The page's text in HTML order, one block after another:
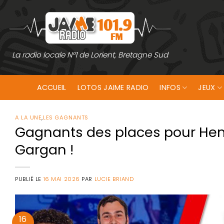
contenu
La radio locale N°1 de Lorient, Bretagne Sud
ACCUEIL LOTOS JAIME RADIO INFOS JEUX
A LA UNE,LES GAGNANTS
Gagnants des places pour
Gargan !
PUBLIÉ LE 16 MAI 2026 PAR LUCIE BRIAND
16